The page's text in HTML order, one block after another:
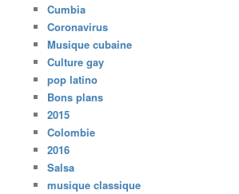
Cumbia
Coronavirus
Musique cubaine
Culture gay
pop latino
Bons plans
2015
Colombie
2016
Salsa
musique classique